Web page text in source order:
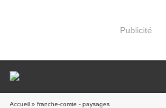
Publicité
Accueil » franche-comte - paysages